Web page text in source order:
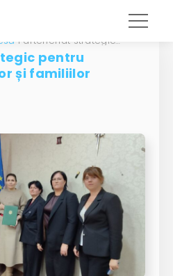
Parteneriat strategic pentru sprijinirea copiilor și familiilor vulnerabile
pentru
și familiilor